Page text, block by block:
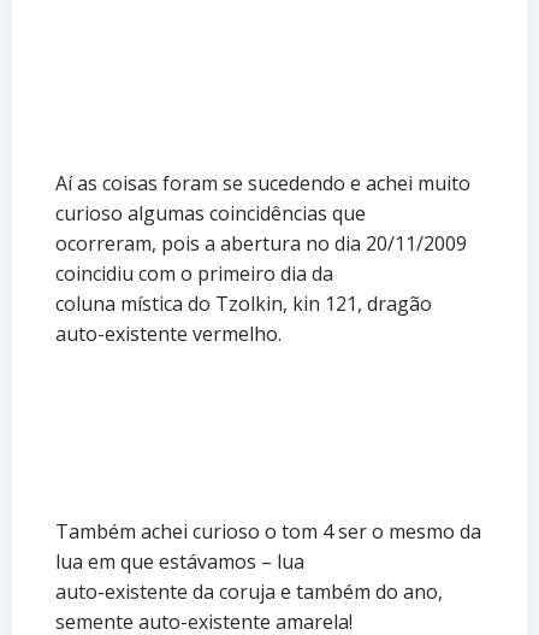
Aí as coisas foram se sucedendo e achei muito
curioso algumas coincidências que
ocorreram, pois a abertura no dia 20/11/2009
coincidiu com o primeiro dia da
coluna mística do Tzolkin, kin 121, dragão
auto-existente vermelho.
Também achei curioso o tom 4 ser o mesmo da
lua em que estávamos – lua
auto-existente da coruja e também do ano,
semente auto-existente amarela!